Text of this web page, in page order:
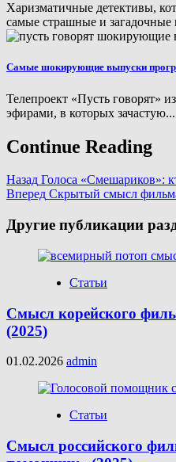
Харизматичные детективы,
самые страшные и загадочные
Самые шокирующие выпуски
Телепроект «Пусть говорят»
эфирами, в которых зачастую...
Continue Reading
Назад Голоса «Смешариков»:
Вперед Скрытый смысл
Другие публикации
Статьи
Смысл корейского
(2025)
01.02.2026 admin
Статьи
Смысл российского